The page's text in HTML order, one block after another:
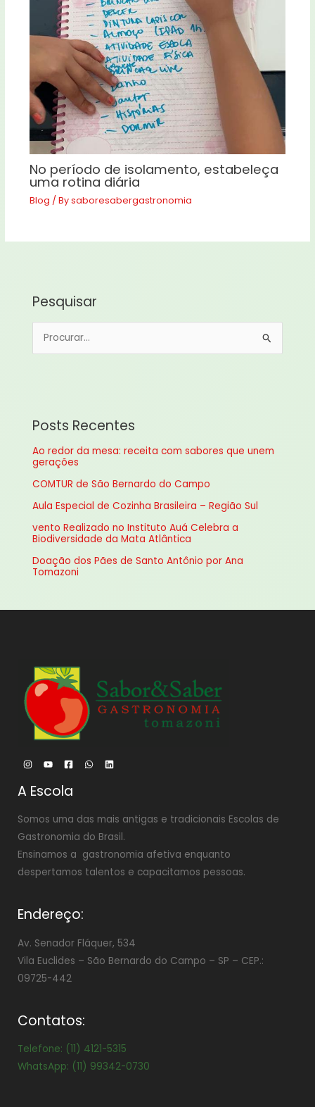
No período de isolamento, estabeleça
uma rotina diária
Blog / Bysaboresabergastronomia
Pesquisar
i
s
a
r
p
o
:
Posts Recentes
Ao redor da mesa: receita com sabores que unem
gerações
COMTUR de São Bernardo do Campo
Aula Especial de Cozinha Brasileira – Região Sul
vento Realizado no Instituto Auá Celebra a
Biodiversidade da Mata Atlântica
Doação dos Pães de Santo Antônio por Ana
Tomazoni
A Escola
Somos uma das mais antigas e tradicionais Escolas de
Gastronomia do Brasil.
Ensinamos a gastronomia afetiva enquanto
despertamos talentos e capacitamos pessoas.
Endereço:
Av. Senador Fláquer, 534
Vila Euclides – São Bernardo do Campo – SP – CEP.:
09725-442
Contatos:
Telefone: (11) 4121-5315
WhatsApp: (11) 99342-0730